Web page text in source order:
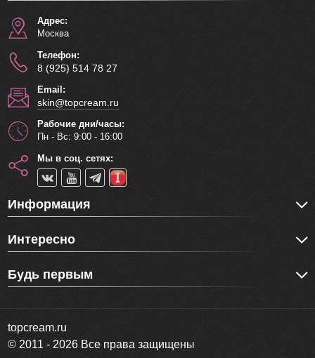
Адрес:
Москва
Телефон:
8 (925) 514 78 27
Email:
skin@topcream.ru
Рабочие дни/часы:
Пн - Вс: 9:00 - 16:00
Мы в соц. сетях:
Информация
Интересно
Будь первым
topcream.ru
© 2011 - 2026 Все права защищены